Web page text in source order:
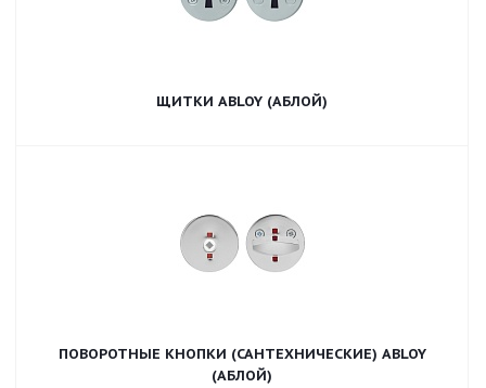
ЩИТКИ ABLOY (АБЛОЙ)
ПОВОРОТНЫЕ КНОПКИ (САНТЕХНИЧЕСКИЕ) ABLOY
(АБЛОЙ)